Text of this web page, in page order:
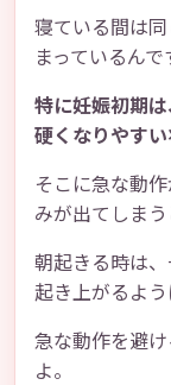
寝ている間は
まっているんで
特に妊娠初期
硬くなりやすい
そこに急な動
みが出てしまう
朝起きる時は
起き上がるよ
急な動作を避
よ。